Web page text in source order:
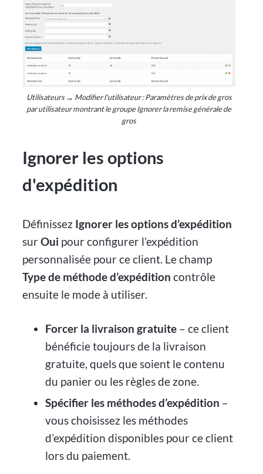
Utilisateurs → Modifier l'utilisateur : Paramètres de prix de gros
par utilisateur montrant le groupe Ignorer la remise générale de
gros
Ignorer les options
d'expédition
Définissez Ignorer les options d’expédition
surOui pour configurer l’expédition
personnalisée pour ce client. Le champ
Type de méthode d’expédition contrôle
ensuite le mode à utiliser.
Forcer la livraison gratuite– ce client
bénéficie toujours de la livraison
gratuite, quels que soient le contenu
du panier ou les règles de zone.
Spécifier les méthodes d’expédition –
vous choisissez les méthodes
d’expédition disponibles pour ce client
lors du paiement.